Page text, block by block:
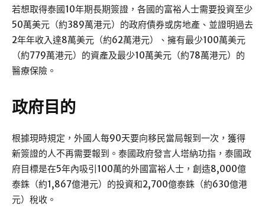
若想取得泰國10年期長期簽證，各國的富裕人士需要投資至少
50萬美元（約389萬港元）的政府債券或房地產、並證明過去
2年年收入達8萬美元（約62萬港元）、擁有最少100萬美元
（約779萬港元）的資產及最少10萬美元（約78萬港元）的
醫療保險。
政府目的
根據現時規定，外國人每90天要向移民當局報到一次，獲得
新簽證的人不再需要報到。泰國政府發言人塔納功指，泰國政
府目標是在5年內吸引100萬的外國富裕人士，創造8,000億
泰銖（約1,867億港元）的投資和2,700億泰銖（約630億港
元）稅收。